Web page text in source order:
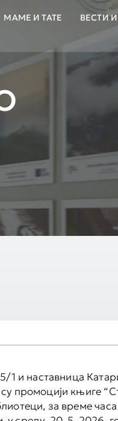
МАМЕ И ТАТЕ ВЕСТИ
1 и наставница
промоцији књиге
за време часа